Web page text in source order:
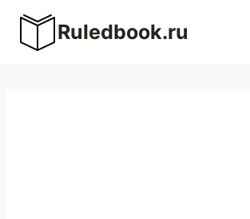
Перейти
содержимому
Ruledbook.ru